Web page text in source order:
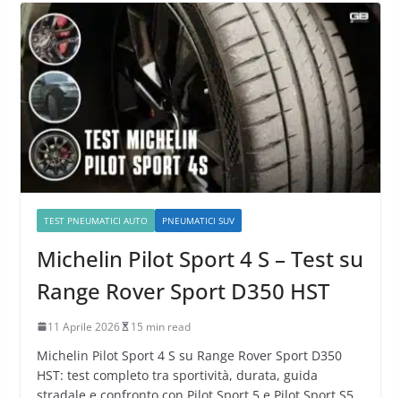
TEST PNEUMATICI AUTO PNEUMATICI SUV
Michelin Pilot Sport 4 S – Test su
Range Rover Sport D350 HST
11 Aprile 2026 15 min read
Michelin Pilot Sport 4 S su Range Rover Sport D350
HST: test completo tra sportività, durata, guida
stradale e confronto con Pilot Sport 5 e Pilot Sport S5